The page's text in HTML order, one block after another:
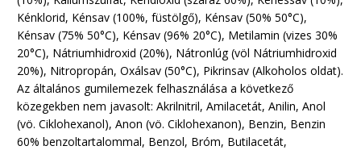
Kénklorid, Kénsav (100%, füstölgő), Kénsav (50% 50°C),
Kénsav (75% 50°C), Kénsav (96% 20°C), Metilamin (vizes 30%
20°C), Nátriumhidroxid (20%), Nátronlúg (völ Nátriumhidroxid
20%), Nitropropán, Oxálsav (50°C), Pikrinsav (Alkoholos oldat).
Az általános gumilemezek felhasználása a következő
közegekben nem javasolt: Akrilnitril, Amilacetát, Anilin, Anol
(vö. Ciklohexanol), Anon (vö. Ciklohexanon), Benzin, Benzin
60% benzoltartalommal, Benzol, Bróm, Butilacetát,